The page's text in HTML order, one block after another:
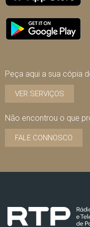
Peça aqui a sua cópia
VER SERVIÇOS
Não encontrou o que
FALE CONNOSCO